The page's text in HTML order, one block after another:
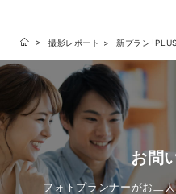
撮影レポート 新プラン「
お問
フォトプランナーがお二